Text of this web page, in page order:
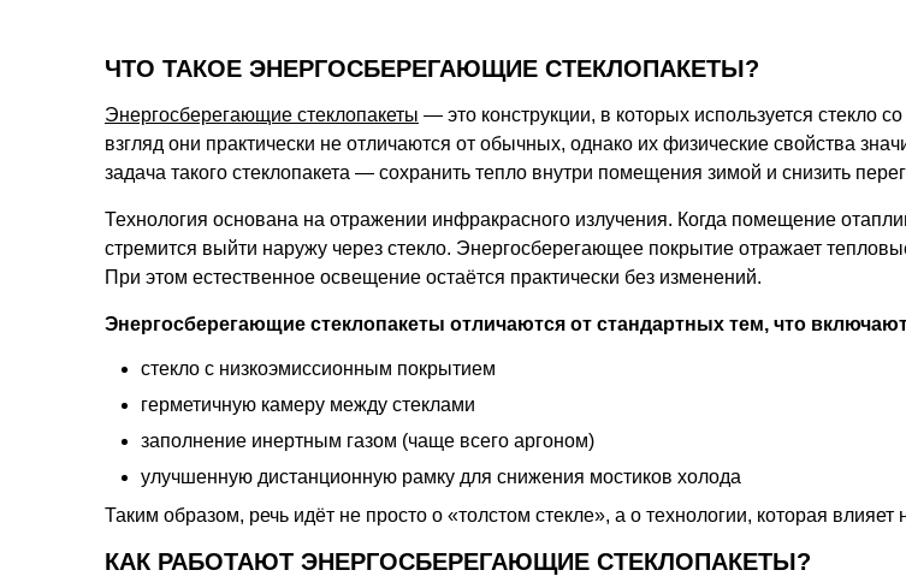
ЧТО ТАКОЕ ЭНЕРГОСБЕРЕГАЮЩИЕ СТЕКЛОПАКЕТЫ?
Энергосберегающие стеклопакеты — это конструкции, в которых используется
взгляд они практически не отличаются от обычных, однако их физические свойства
задача такого стеклопакета — сохранить тепло внутри помещения зимой и снизить
Технология основана на отражении инфракрасного излучения. Когда помещение
стремится выйти наружу через стекло. Энергосберегающее покрытие отражает
При этом естественное освещение остаётся практически без изменений.
Энергосберегающие стеклопакеты отличаются от стандартных тем, что
стекло с низкоэмиссионным покрытием
герметичную камеру между стеклами
заполнение инертным газом (чаще всего аргоном)
улучшенную дистанционную рамку для снижения мостиков холода
Таким образом, речь идёт не просто о «толстом стекле», а о технологии, которая
КАК РАБОТАЮТ ЭНЕРГОСБЕРЕГАЮЩИЕ СТЕКЛОПАКЕТЫ?